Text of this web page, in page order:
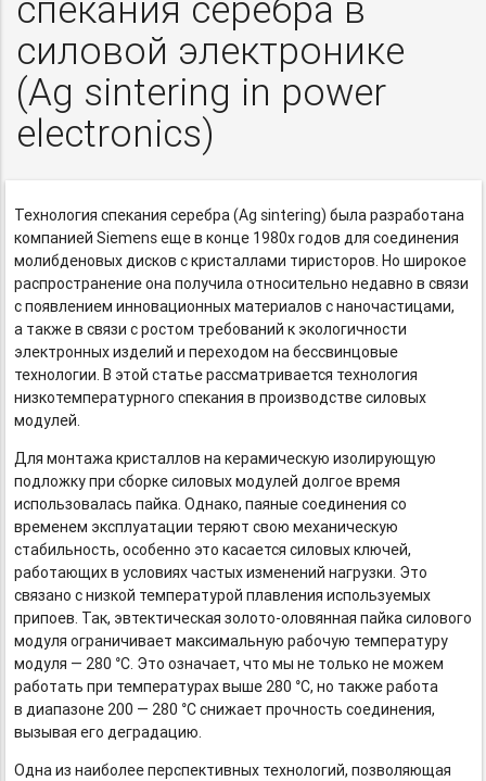
спекания серебра в
силовой электронике
(Ag sintering in power
electronics)
Технология спекания серебра (Ag sintering) была разработана
компанией Siemens еще в конце 1980х годов для соединения
молибденовых дисков с кристаллами тиристоров. Но широкое
распространение она получила относительно недавно в связи
с появлением инновационных материалов с наночастицами,
а также в связи с ростом требований к экологичности
электронных изделий и переходом на бессвинцовые
технологии. В этой статье рассматривается технология
низкотемпературного спекания в производстве силовых
модулей.
Для монтажа кристаллов на керамическую изолирующую
подложку при сборке силовых модулей долгое время
использовалась пайка. Однако, паяные соединения со
временем эксплуатации теряют свою механическую
стабильность, особенно это касается силовых ключей,
работающих в условиях частых изменений нагрузки. Это
связано с низкой температурой плавления используемых
припоев. Так, эвтектическая золото-оловянная пайка силового
модуля ограничивает максимальную рабочую температуру
модуля — 280 °С. Это означает, что мы не только не можем
работать при температурах выше 280 °С, но также работа
в диапазоне 200 — 280 °С снижает прочность соединения,
вызывая его деградацию.
Одна из наиболее перспективных технологий, позволяющая